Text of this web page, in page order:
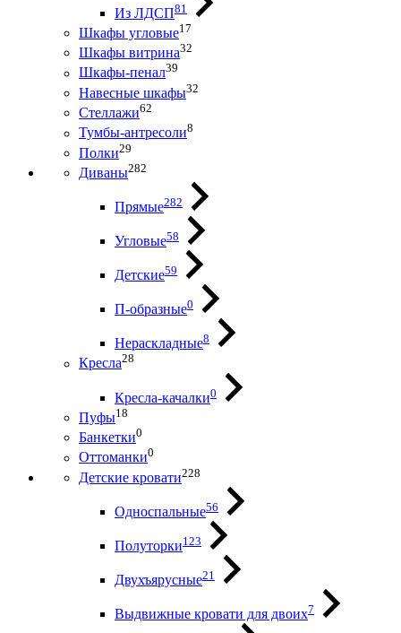
Из ЛДСП81
Шкафы угловые17
Шкафы витрина32
Шкафы-пенал39
Навесные шкафы32
Стеллажи62
Тумбы-антресоли8
Полки29
Диваны282
Прямые282
Угловые58
Детские59
П-образные0
Нераскладные8
Кресла28
Кресла-качалки0
Пуфы18
Банкетки0
Оттоманки0
Детские кровати228
Односпальные56
Полуторки123
Двухъярусные21
Выдвижные кровати для двоих7